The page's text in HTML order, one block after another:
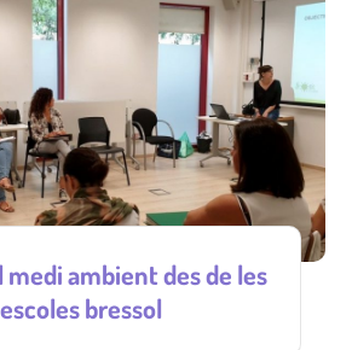
medi ambient des de les
escoles bressol